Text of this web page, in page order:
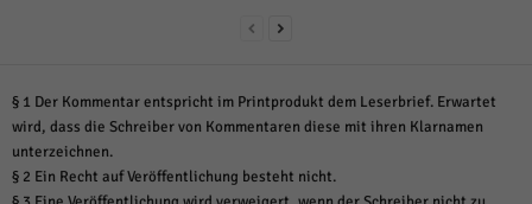
§ 1 Der Kommentar entspricht im Printprodukt dem Leserbrief. Erwartet
wird, dass die Schreiber von Kommentaren diese mit ihren Klarnamen
unterzeichnen.
§ 2 Ein Recht auf Veröffentlichung besteht nicht.